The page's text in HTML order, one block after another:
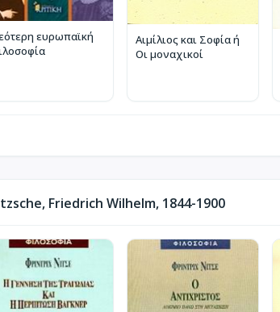
ευρωπαϊκή
Αιμίλιος και Σοφία ή
Οι μοναχικοί
Friedrich Wilhelm, 1844-1900